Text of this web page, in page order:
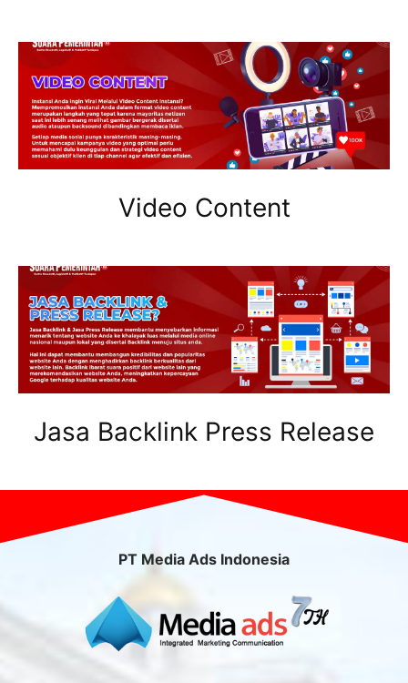
Video Content
Jasa Backlink Press Release
PT Media Ads Indonesia